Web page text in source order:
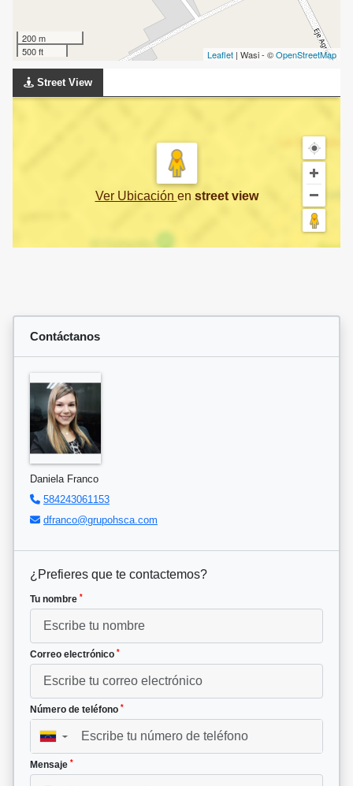
200 m
500 ft
Leaflet | Wasi - ©OpenStreetMap
Street View
Ver Ubicación en street view
Contáctanos
Daniela Franco
584243061153
dfranco@grupohsca.com
¿Prefieres que te contactemos?
Tu nombre *
Correo electrónico *
Número de teléfono *
▼
Mensaje *